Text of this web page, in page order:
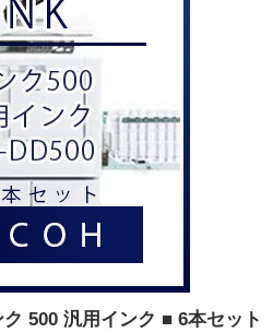
500 汎用インク ■ 6本セット